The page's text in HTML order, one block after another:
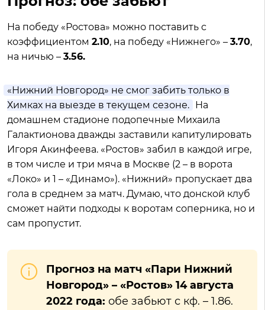
На победу «Ростова» можно поставить с
коэффициентом 2.10, на победу «Нижнего» – 3.70,
на ничью – 3.56.
«Нижний Новгород» не смог забить только в
Химках на выезде в текущем сезоне.
На
домашнем стадионе подопечные Михаила
Галактионова дважды заставили капитулировать
Игоря Акинфеева. «Ростов» забил в каждой игре,
в том числе и три мяча в Москве (2 – в ворота
«Локо» и 1 – «Динамо»). «Нижний» пропускает два
гола в среднем за матч. Думаю, что донской клуб
сможет найти подходы к воротам соперника, но и
сам пропустит.
Прогноз на матч «Пари Нижний
Новгород» – «Ростов» 14 августа
2022 года: обе забьют с кф. – 1.86.